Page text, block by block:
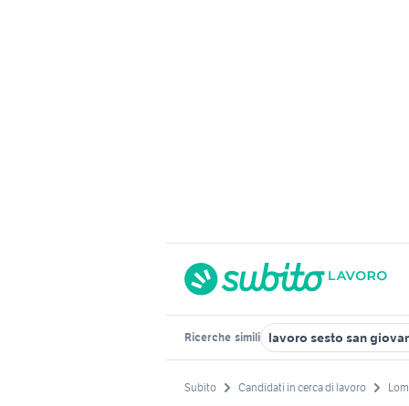
Ricerche simili lavoro sesto san
Subito Candidati in cerca di lavoro